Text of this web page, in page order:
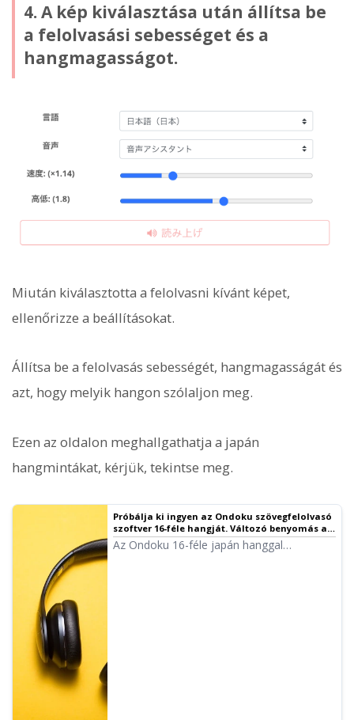
4. A kép kiválasztása után állítsa be
a felolvasási sebességet és a
hangmagasságot.
Miután kiválasztotta a felolvasni kívánt képet,
ellenőrizze a beállításokat.
Állítsa be a felolvasás sebességét, hangmagasságát és
azt, hogy melyik hangon szólaljon meg.
Ezen az oldalon meghallgathatja a japán
hangmintákat, kérjük, tekintse meg.
Próbálja ki ingyen az Ondoku szövegfelolvasó
szoftver 16-féle hangját. Változó benyomás a
hangmagasság állításával | Ondoku
szövegfelolvasó szoftver
Az Ondoku 16-féle japán hanggal